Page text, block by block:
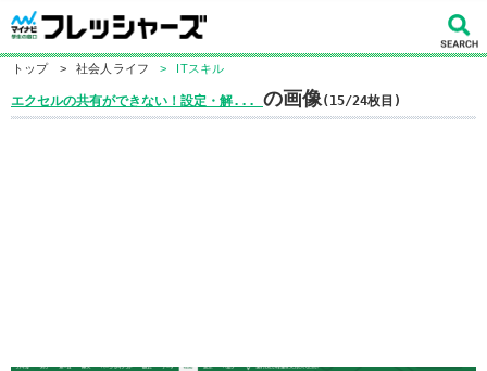
トップ > 社会人ライフ > ITスキル
エクセルの共有ができない！設定・解... の画像(15/24枚目)